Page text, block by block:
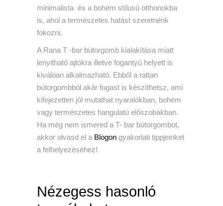
minimalista és a bohém stílusú otthonokba
is, ahol a természetes hatást szeretnénk
fokozni.
A Rana T -bar bútorgomb kialakítása miatt
lenyitható ajtókra illetve fogantyú helyett is
kiválóan alkalmazható. Ebből a rattan
bútorgombból akár fogast is készíthetsz, ami
kifejezetten jól mutathat nyaralókban, bohém
vagy természetes hangulatú előszobákban.
Ha még nem ismered a T- bar bútorgombot,
akkor olvasd el a Blogon gyakorlati tippjeinket
a felhelyezéséhez!
Nézegess hasonló